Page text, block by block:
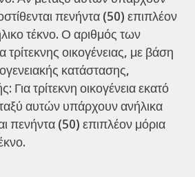
πενήντα (50) επιπλέον
τέκνο. Ο αριθμός των
τρίτεκνης οικογένειας, με βάση
κατάστασης,
Για τρίτεκνη οικογένεια εκατό
αυτών υπάρχουν ανήλικα
πενήντα (50) επιπλέον μόρια